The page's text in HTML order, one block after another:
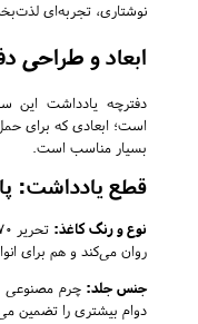
نوشتاری، تجربه‌ای
ابعاد و طراحی
دفترچه یادداشت این
است؛ ابعادی که برای
بسیار مناسب است.
قطع یادداشت:
نوع و رنگ کاغذ:
روان می‌کند و هم برای
جنس جلد: چرم مصنوعی
دوام بیشتری را تضمین